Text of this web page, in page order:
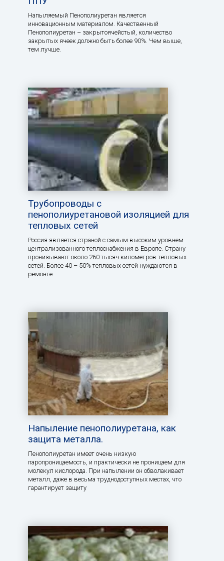
Напыляемый Пенополиуретан является
инновационным материалом. Качественный
Пенополиуретан – закрытоячейстый, количество
закрытых ячеек должно быть более 90%. Чем выше,
тем лучше.
Трубопроводы с
пенополиуретановой изоляцией для
тепловых сетей
Россия является страной с самым высоким уровнем
централизованного теплоснабжения в Европе. Страну
пронизывают около 260 тысяч километров тепловых
сетей. Более 40 – 50% тепловых сетей нуждаются в
ремонте
Напыление пенополиуретана, как
защита металла.
Пенополиуретан имеет очень низкую
паропроницаемость, и практически не проницаем для
молекул кислорода. При напылении он обволакивает
металл, даже в весьма труднодоступных местах, что
гарантирует защиту